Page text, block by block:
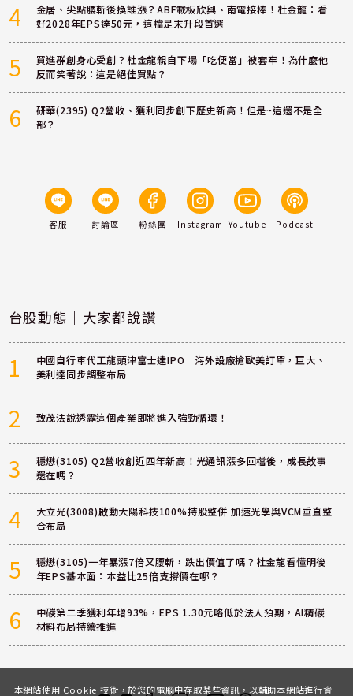
4
金居、尖點腰斬後換誰漲？ABF載板欣興、南電接棒！杜金龍：看
好2028年EPS達50元，這檔是末升段首選
5
買進群創身心受創？杜金龍親自下場「吃便當」被套牢！為什麼他
反而笑著說：這是絕佳買點？
6
研華(2395) Q2營收、獲利同步創下歷史新高！但是~這還不是全
部？
客服 討論區 粉絲團 Instagram Youtube Podcast
台股動態｜大家都說讚
1
中國自行車代工龍頭津富士達IPO 海外設廠搶歐美訂單，巨大、
美利達同步調整布局
2 致茂法說透露這個產業即將進入強勁循環！
3
穩懋(3105) Q2營收創近四年新高！光通訊漲多回檔後，成長故事
還在嗎？
4
大立光(3008)啟動大陽科技100%持股整併 加速光學與VCM垂直整
合布局
5
穩懋(3105)一年暴漲7倍又腰斬，跌出價值了嗎？杜金龍看懂明後
年EPS基本面：本益比25倍支撐價在哪？
6
中碳第二季獲利年增93%，EPS 1.30元略低於法人預期，AI精碳
材料布局持續推進
本網站使用 Cookie 技術，於您的電腦中存取某些資訊，以輔助本網站進行資